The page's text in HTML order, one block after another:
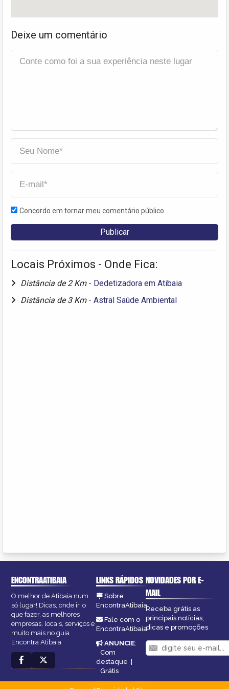
Deixe um comentário
Concordo em tornar meu comentário público
Locais Próximos - Onde Fica:
Distância de 2 Km - Dedetizadora em Atibaia
Distância de 3 Km - Astral Saúde Ambiental
ENCONTRAATIBAIA
O melhor de Atibaia num
só lugar! Dicas, onde ir, o
que fazer, as melhores
empresas, locais, serviços e
muito mais no guia
Encontra Atibaia.
LINKS RÁPIDOS
Sobre
EncontraAtibaia
Fale com o
EncontraAtibaia
ANUNCIE:
Com
destaque |
Grátis
NOVIDADES POR E-
MAIL
Receba grátis as
principais notícias,
dicas e promoções